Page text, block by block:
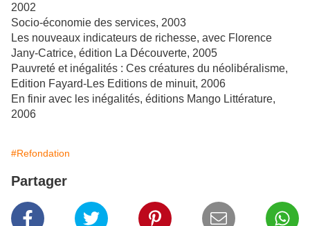
2002
Socio-économie des services, 2003
Les nouveaux indicateurs de richesse, avec Florence
Jany-Catrice, édition La Découverte, 2005
Pauvreté et inégalités : Ces créatures du néolibéralisme,
Edition Fayard-Les Editions de minuit, 2006
En finir avec les inégalités, éditions Mango Littérature,
2006
#Refondation
Partager